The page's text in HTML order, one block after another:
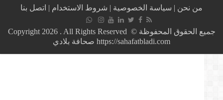
المستشفى
العسكري
النعجة
من نحن| سياسة الخصوصية|شروط الاستخدام|اتصل بنا
جميع الحقوق المحفوظة © Copyright 2026 . All Rights Reserved
https://sahafatbladi.com صحافة بلادي